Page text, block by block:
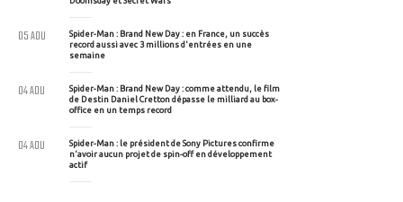
Spider-Man : Brand New Day : en France, un succès
record aussi avec 3 millions d'entrées en une
semaine
05 AOU
Spider-Man : Brand New Day : comme attendu, le film
de Destin Daniel Cretton dépasse le milliard au box-
office en un temps record
04 AOU
Spider-Man : le président de Sony Pictures confirme
n'avoir aucun projet de spin-off en développement
actif
04 AOU